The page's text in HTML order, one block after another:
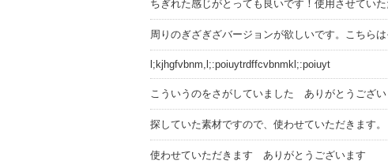
ちぎれた感じがとっても良いです！使用させてい
周りのぎざぎざバージョンが欲しいです。こちら
l;kjhgfvbnm,l;:poiuytrdffcvbnmkl;:poiuyt
こういうのをさがしていました ありがとうござい
探していた素材ですので、使わせていただきます。
使わせていただきます ありがとうございます